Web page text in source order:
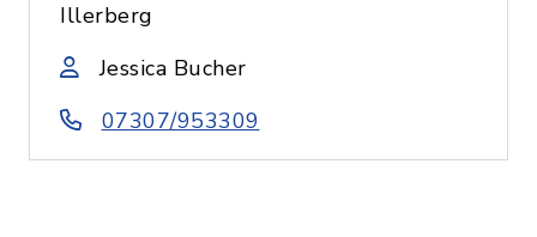
Illerberg
Jessica Bucher
07307/953309